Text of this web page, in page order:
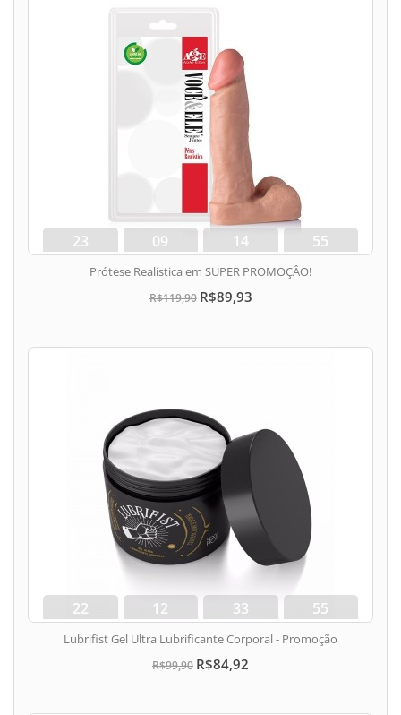
23
dias
09
hora
14
min
54
seg
Prótese Realística em SUPER PROMOÇÂO!
R$119,90 R$89,93
22
dias
12
hora
33
min
54
seg
Lubrifist Gel Ultra Lubrificante Corporal - Promoção
R$99,90 R$84,92